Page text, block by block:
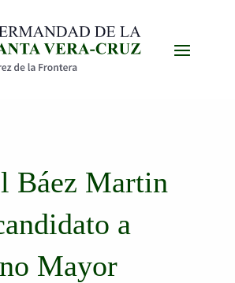
Báez Martin
a
Mayor